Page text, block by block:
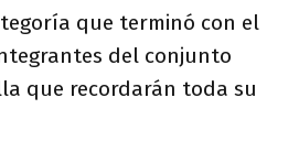
que terminó con el
del conjunto
que recordarán toda su